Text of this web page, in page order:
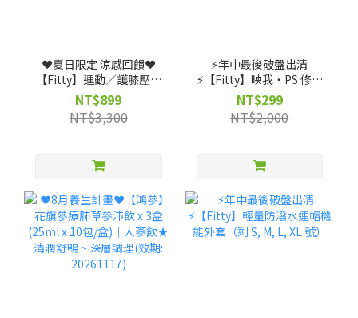
❤️夏日限定 涼感回饋❤️
【Fitty】運動／護膝壓力
褲－旗艦拼彩（剩 XL, 2XL
號）
NT$899
NT$3,300
⚡️年中最後破盤出清
⚡️【Fitty】映我・PS 修身
運動長褲（稜鏡藍／電光
紫）（剩 L, XL 號）
NT$299
NT$2,000